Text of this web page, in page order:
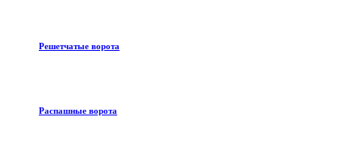
Решетчатые ворота
Распашные ворота